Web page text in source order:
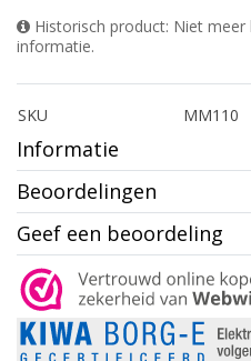
Historisch product: Niet
informatie.
SKU MM110
Informatie
Beoordelingen
Geef een beoordeling